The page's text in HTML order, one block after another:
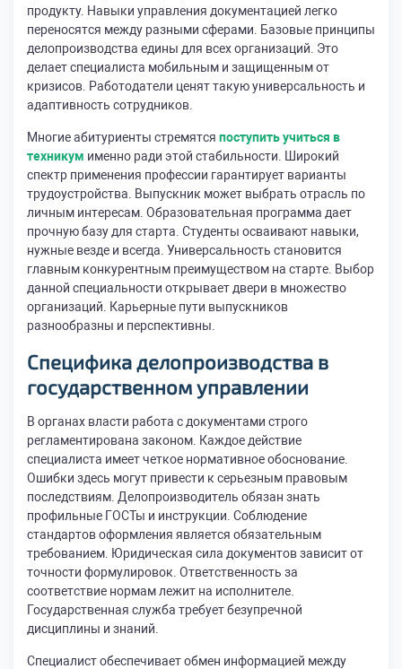
продукту. Навыки управления документацией легко
переносятся между разными сферами. Базовые принципы
делопроизводства едины для всех организаций. Это
делает специалиста мобильным и защищенным от
кризисов. Работодатели ценят такую универсальность и
адаптивность сотрудников.
Многие абитуриенты стремятся поступить учиться в
техникум именно ради этой стабильности. Широкий
спектр применения профессии гарантирует варианты
трудоустройства. Выпускник может выбрать отрасль по
личным интересам. Образовательная программа дает
прочную базу для старта. Студенты осваивают навыки,
нужные везде и всегда. Универсальность становится
главным конкурентным преимуществом на старте. Выбор
данной специальности открывает двери в множество
организаций. Карьерные пути выпускников
разнообразны и перспективны.
Специфика делопроизводства в
государственном управлении
В органах власти работа с документами строго
регламентирована законом. Каждое действие
специалиста имеет четкое нормативное обоснование.
Ошибки здесь могут привести к серьезным правовым
последствиям. Делопроизводитель обязан знать
профильные ГОСТы и инструкции. Соблюдение
стандартов оформления является обязательным
требованием. Юридическая сила документов зависит от
точности формулировок. Ответственность за
соответствие нормам лежит на исполнителе.
Государственная служба требует безупречной
дисциплины и знаний.
Специалист обеспечивает обмен информацией между